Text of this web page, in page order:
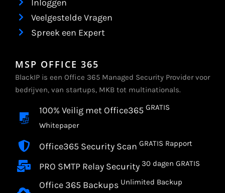
Inloggen
Veelgestelde Vragen
Spreek een Expert
MSP OFFICE 365
BlackIP is een Office 365 Managed Security Provider voor
bedrijven, van startups, MKB tot multinationals.
100% Veilig met Office365 GRATIS
Whitepaper
Office365 Security Scan GRATIS Rapport
PRO SMTP Relay Security 30 dagen GRATIS
Office 365 Backups Unlimited Backup